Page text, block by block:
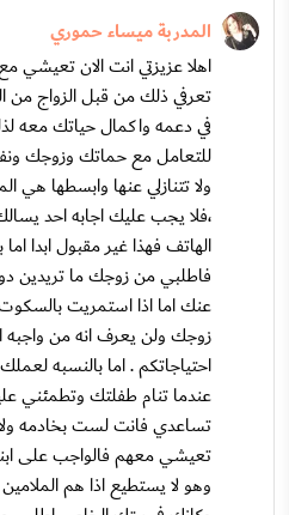
المدربة ميساء حموري
اهلا عزيزتي انت الان تعيشي
تعرفي ذلك من قبل الزواج
في دعمه واكمال حياتك معه
للتعامل مع حماتك وزوجك
ولا تتنازلي عنها وابسطها
،فلا يجب عليك اجابه احد
الهاتف فهذا غير مقبول ابدا
فاطلبي من زوجك ما تريدين
عنك اما اذا استمريت
زوجك ولن يعرف انه من
احتياجاتكم . اما بالنسبه
عندما تنام طفلتك وتطمئني
تساعدي فانت لست بخادمه
تعيشي معهم فالواجب على
وهو لا يستطيع اذا هم